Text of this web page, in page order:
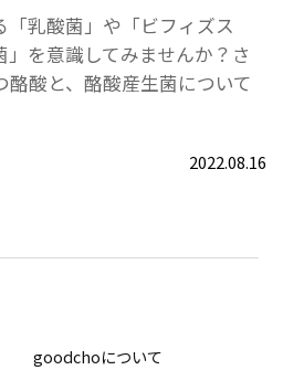
「乳酸菌」や「ビフィズス
を意識してみませんか？さ
酪酸と、酪酸産生菌について
2022.08.16
goodchoについて